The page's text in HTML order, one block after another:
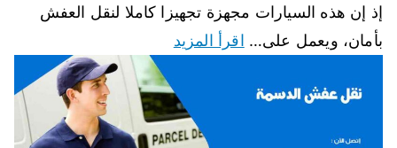
إذ إن هذه السيارات مجهزة تجهيزا كاملا لنقل العفش
بأمان، ويعمل على… اقرأ المزيد